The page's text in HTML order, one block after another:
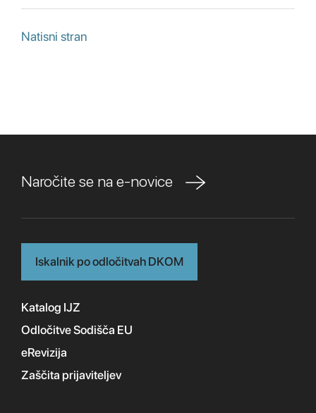
Natisni stran
Naročite se na e-novice
Iskalnik po odločitvah DKOM
Katalog IJZ
Odločitve Sodišča EU
eRevizija
Zaščita prijaviteljev